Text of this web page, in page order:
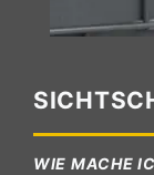
WIE MACHE